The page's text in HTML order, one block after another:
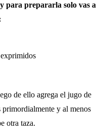
para prepararla solo vas a
de ello agrega el jugo de
primordialmente y al menos
otra taza.